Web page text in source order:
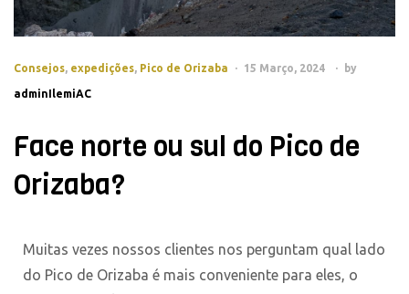
Consejos, expedições, Pico de Orizaba 15 Março, 2024 by
adminIlemiAC
Face norte ou sul do Pico de
Orizaba?
Muitas vezes nossos clientes nos perguntam qual lado
do Pico de Orizaba é mais conveniente para eles, o